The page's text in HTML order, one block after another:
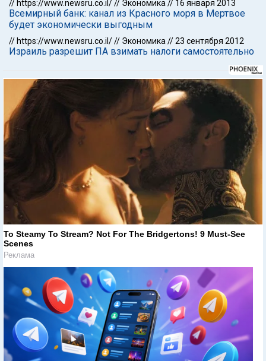
// https://www.newsru.co.il/ // Экономика // 16 января 2013
Всемирный банк: канал из Красного моря в Мертвое
будет экономически выгодным
// https://www.newsru.co.il/// Экономика //23 сентября 2012
Израиль разрешит ПА взимать налоги самостоятельно
To Steamy To Stream? Not For The Bridgertons! 9 Must-See
Scenes
Реклама